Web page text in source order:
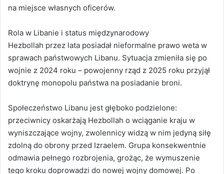
na miejsce własnych oficerów.
Rola w Libanie i status międzynarodowy
Hezbollah przez lata posiadał nieformalne prawo weta w
sprawach państwowych Libanu. Sytuacja zmieniła się po
wojnie z 2024 roku – powojenny rząd z 2025 roku przyjął
doktrynę monopolu państwa na posiadanie broni.
Społeczeństwo Libanu jest głęboko podzielone:
przeciwnicy oskarżają Hezbollah o wciąganie kraju w
wyniszczające wojny, zwolennicy widzą w nim jedyną siłę
zdolną do obrony przed Izraelem. Grupa konsekwentnie
odmawia pełnego rozbrojenia, grożąc, że wymuszenie
tego kroku doprowadzi do nowej wojny domowej. Po